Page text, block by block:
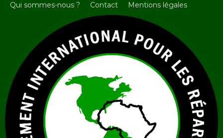
Qui sommes-nous ? Contact Mentions légales